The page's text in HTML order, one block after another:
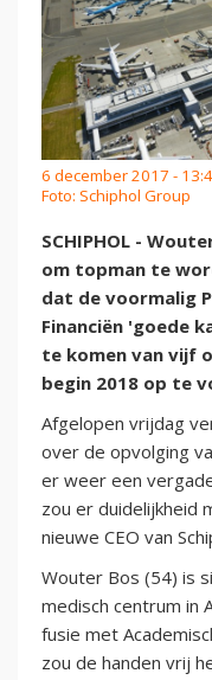
6 december 2017 -
Foto: Schiphol Group
SCHIPHOL -
om topman te
dat de voormalig
Financiën 'goede
te komen van vijf
begin 2018 op te
Afgelopen vrijdag
over de opvolging
er weer een
zou er duidelijkheid
nieuwe CEO van
Wouter Bos (54) is
medisch centrum in
fusie met
zou de handen vrij